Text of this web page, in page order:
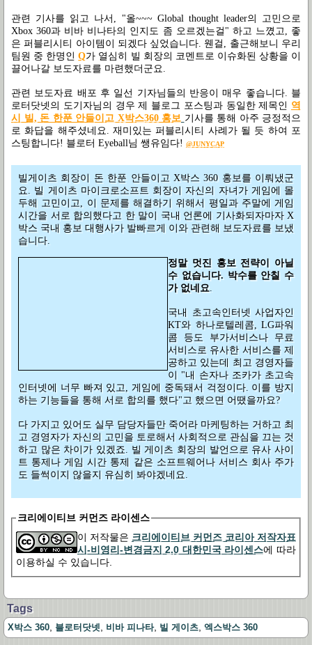
관련 기사를 읽고 나서, "올~~~ Global thought leader의 고민으로
Xbox 360과 비바 비나타의 인지도 좀 오르겠는걸" 하고 느꼈고, 좋
은 퍼블리시티 아이템이 되겠다 싶었습니다. 웬걸, 출근해보니 우리
팀원 중 한명인Q가 열심히 빌 회장의 코멘트로 이슈화된 상황을 이
끌어나갈 보도자료를 마련했더군요.
관련 보도자료 배포 후 일선 기자님들의 반응이 매우 좋습니다. 블
로터닷넷의 도기자님의 경우 제 블로그 포스팅과 동일한 제목인 역
시 빌, 돈 한푼 안들이고 X박스360 홍보 기사를 통해 아주 긍정적으
로 화답을 해주셨네요. 재미있는 퍼블리시티 사례가 될 듯 하여 포
스팅합니다! 블로터 Eyeball님 쌩유임다! @JUNYCAP
빌게이츠 회장이 돈 한푼 안들이고 X박스 360 홍보를 이뤄냈군
요. 빌 게이츠 마이크로소프트 회장이 자신의 자녀가 게임에 몰
두해 고민이고, 이 문제를 해결하기 위해서 평일과 주말에 게임
시간을 서로 합의했다고 한 말이 국내 언론에 기사화되자마자 X
박스 국내 홍보 대행사가 발빠르게 이와 관련해 보도자료를 보냈
습니다.
정말 멋진 홍보 전략이 아닐
수 없습니다. 박수를 안칠 수
가 없네요.
국내 초고속인터넷 사업자인
KT와 하나로텔레콤, LG파워
콤 등도 부가서비스나 무료
서비스로 유사한 서비스를 제
공하고 있는데 최고 경영자들
이 "내 손자나 조카가 초고속
인터넷에 너무 빠져 있고, 게임에 중독돼서 걱정이다. 이를 방지
하는 기능들을 통해 서로 합의를 했다"고 했으면 어땠을까요?
다 가지고 있어도 실무 담당자들만 죽어라 마케팅하는 거하고 최
고 경영자가 자신의 고민을 토로해서 사회적으로 관심을 끄는 것
하고 많은 차이가 있겠죠. 빌 게이츠 회장의 발언으로 유사 사이
트 통제나 게임 시간 통제 같은 소프트웨어나 서비스 회사 주가
도 들썩이지 않을지 유심히 봐야겠네요.
크리에이티브 커먼즈 라이센스
이 저작물은 크리에이티브 커먼즈 코리아 저작자표
시-비영리-변경금지 2.0 대한민국 라이센스에 따라
이용하실 수 있습니다.
Tags
X박스 360 블로터닷넷 비바 피나타, 빌 게이츠 엑스박스 360